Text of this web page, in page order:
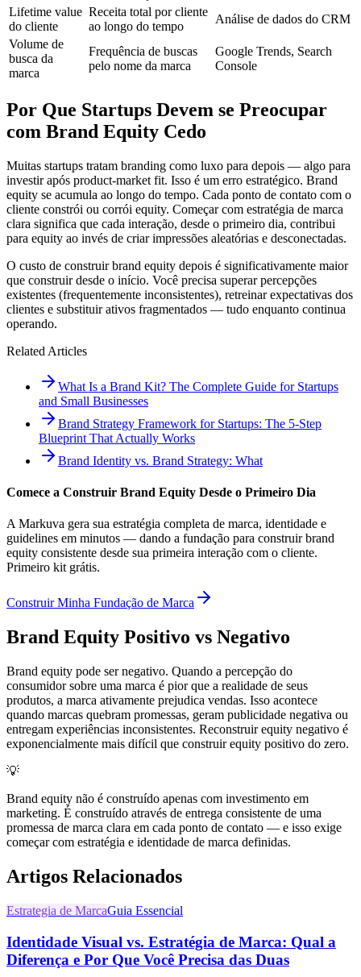
Lifetime value
do cliente
Receita total por cliente
ao longo do tempo
Análise de dados do CRM
Volume de
busca da
marca
Frequência de buscas
pelo nome da marca
Google Trends, Search
Console
Por Que Startups Devem se Preocupar
com Brand Equity Cedo
Muitas startups tratam branding como luxo para depois — algo para
investir após product-market fit. Isso é um erro estratégico. Brand
equity se acumula ao longo do tempo. Cada ponto de contato com o
cliente constrói ou corrói equity. Começar com estratégia de marca
clara significa que cada interação, desde o primeiro dia, contribui
para equity ao invés de criar impressões aleatórias e desconectadas.
O custo de construir brand equity depois é significativamente maior
que construir desde o início. Você precisa superar percepções
existentes (frequentemente inconsistentes), retreinar expectativas dos
clientes e substituir ativos fragmentados — tudo enquanto continua
operando.
Related Articles
What Is a Brand Kit? The Complete Guide for Startups
and Small Businesses
Brand Strategy Framework for Startups: The 5-Step
Blueprint That Actually Works
Brand Identity vs. Brand Strategy: What
Comece a Construir Brand Equity Desde o Primeiro Dia
A Markuva gera sua estratégia completa de marca, identidade e
guidelines em minutos — dando a fundação para construir brand
equity consistente desde sua primeira interação com o cliente.
Primeiro kit grátis.
Construir Minha Fundação de Marca
Brand Equity Positivo vs Negativo
Brand equity pode ser negativo. Quando a percepção do
consumidor sobre uma marca é pior que a realidade de seus
produtos, a marca ativamente prejudica vendas. Isso acontece
quando marcas quebram promessas, geram publicidade negativa ou
entregam experiências inconsistentes. Reconstruir equity negativo é
exponencialmente mais difícil que construir equity positivo do zero.
💡
Brand equity não é construído apenas com investimento em
marketing. É construído através de entrega consistente de uma
promessa de marca clara em cada ponto de contato — e isso exige
começar com estratégia e identidade de marca definidas.
Artigos Relacionados
Estrategia de MarcaGuia Essencial
Identidade Visual vs. Estratégia de Marca: Qual a
Diferença e Por Que Você Precisa das Duas